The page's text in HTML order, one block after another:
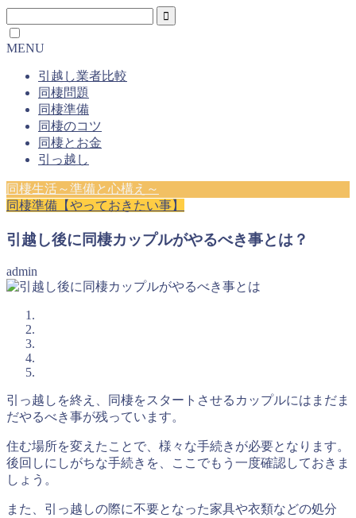
MENU
引越し業者比較
同棲問題
同棲準備
同棲のコツ
同棲とお金
引っ越し
同棲生活～準備と心構え～
同棲準備【やっておきたい事】
引越し後に同棲カップルがやるべき事とは？
admin
引っ越しを終え、同棲をスタートさせるカップルにはまだま
だやるべき事が残っています。
住む場所を変えたことで、様々な手続きが必要となります。
後回しにしがちな手続きを、ここでもう一度確認しておきま
しょう。
また、引っ越しの際に不要となった家具や衣類などの処分